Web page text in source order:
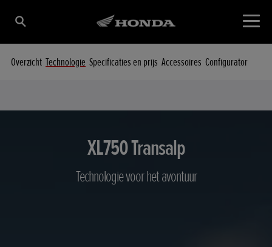
Overzicht Technologie Specificaties en prijs Accessoires Configurator
XL750 Transalp
Technologie voor het avontuur